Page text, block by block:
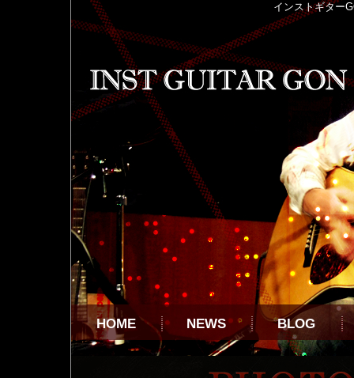
インストギター
HOME NEWS BLOG